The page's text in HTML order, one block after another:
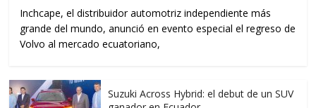
Inchcape, el distribuidor automotriz independiente más
grande del mundo, anunció en evento especial el regreso de
Volvo al mercado ecuatoriano,
Suzuki Across Hybrid: el debut de un SUV